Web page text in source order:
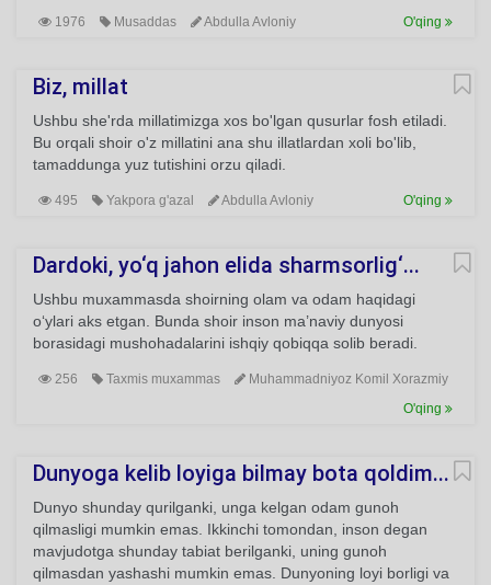
1976 Musaddas Abdulla Avloniy O'qing
Biz, millat
Ushbu she'rda millatimizga xos bo'lgan qusurlar fosh etiladi.
Bu orqali shoir o'z millatini ana shu illatlardan xoli bo'lib,
tamaddunga yuz tutishini orzu qiladi.
495 Yakpora g'azal Abdulla Avloniy O'qing
Dardoki, yo‘q jahon elida sharmsorlig‘...
Ushbu muxammasda shoirning olam va odam haqidagi
o‘ylari aks etgan. Bunda shoir inson ma’naviy dunyosi
borasidagi mushohadalarini ishqiy qobiqqa solib beradi.
256 Taxmis muxammas
Muhammadniyoz Komil Xorazmiy
O'qing
Dunyoga kelib loyiga bilmay bota qoldim...
Dunyo shunday qurilganki, unga kelgan odam gunoh
qilmasligi mumkin emas. Ikkinchi tomondan, inson degan
mavjudotga shunday tabiat berilganki, uning gunoh
qilmasdan yashashi mumkin emas. Dunyoning loyi borligi va